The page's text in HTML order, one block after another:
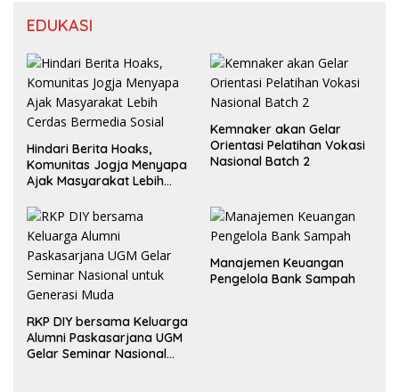
EDUKASI
Hindari Berita Hoaks,
Komunitas Jogja Menyapa
Ajak Masyarakat Lebih
Kemnaker akan Gelar
Orientasi Pelatihan Vokasi
Nasional Batch 2
RKP DIY bersama Keluarga
Alumni Paskasarjana UGM
Gelar Seminar Nasional
Manajemen Keuangan
Pengelola Bank Sampah